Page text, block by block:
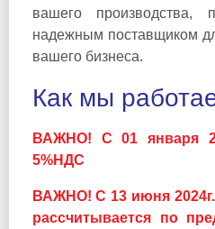
вашего производства,
надежным поставщиком
вашего бизнеса.
Как мы
ВАЖНО! С 01 января
5%НДС
ВАЖНО! С 13 июня
рассчитывается по